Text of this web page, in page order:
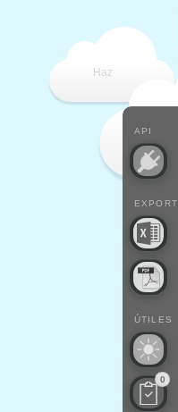
Haz
API
EXPORT
ÚTILES
0